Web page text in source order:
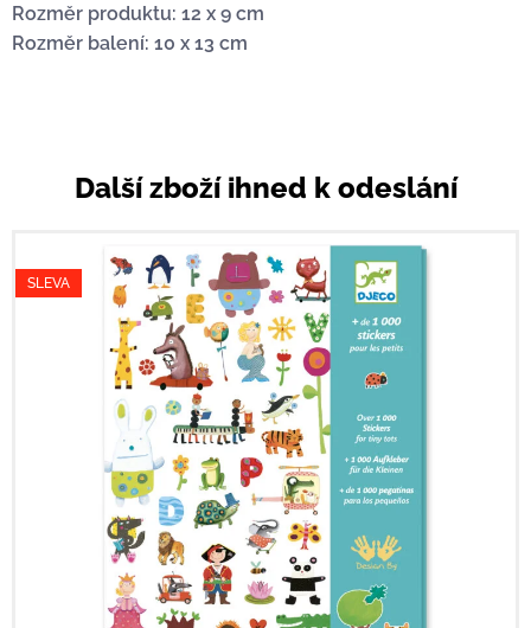
Rozměr produktu: 12 x 9 cm
Rozměr balení: 10 x 13 cm
Další zboží ihned k odeslání
SLEVA